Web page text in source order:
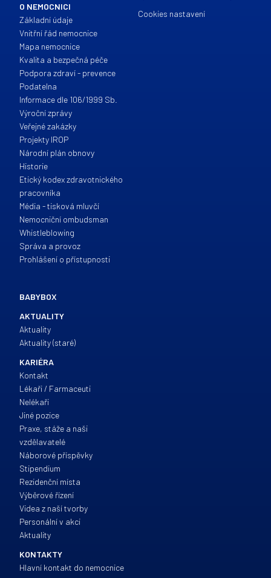
O NEMOCNICI
Základní údaje
Vnitřní řád nemocnice
Mapa nemocnice
Kvalita a bezpečná péče
Podpora zdraví - prevence
Podatelna
Informace dle 106/1999 Sb.
Výroční zprávy
Veřejné zakázky
Projekty IROP
Národní plán obnovy
Historie
Etický kodex zdravotnického
pracovníka
Média - tisková mluvčí
Nemocniční ombudsman
Whistleblowing
Správa a provoz
Prohlášení o přístupnosti
Cookies nastavení
BABYBOX
AKTUALITY
Aktuality
Aktuality (staré)
KARIÉRA
Kontakt
Lékaři / Farmaceuti
Nelékaři
Jiné pozice
Praxe, stáže a naši
vzdělavatelé
Náborové příspěvky
Stipendium
Rezidenční místa
Výběrové řízení
Videa z naší tvorby
Personální v akci
Aktuality
KONTAKTY
Hlavní kontakt do nemocnice